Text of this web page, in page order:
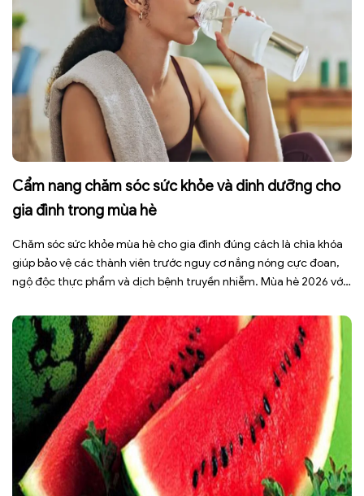
Cẩm nang chăm sóc sức khỏe và dinh dưỡng cho
gia đình trong mùa hè
Chăm sóc sức khỏe mùa hè cho gia đình đúng cách là chìa khóa
giúp bảo vệ các thành viên trước nguy cơ nắng nóng cực đoan,
ngộ độc thực phẩm và dịch bệnh truyền nhiễm. Mùa hè 2026 với
sức […]